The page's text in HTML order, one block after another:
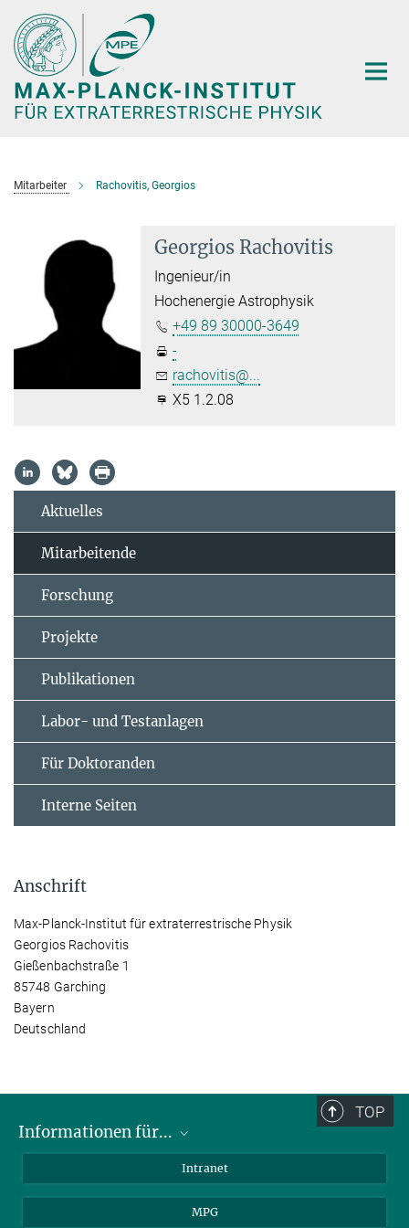
Hauptinhalt
Mitarbeiter Rachovitis, Georgios
Georgios Rachovitis
Ingenieur/in
Hochenergie Astrophysik
+49 89 30000-3649
-
rachovitis@...
X5 1.2.08
Aktuelles
Mitarbeitende
Forschung
Projekte
Publikationen
Labor- und Testanlagen
Für Doktoranden
Interne Seiten
Anschrift
Max-Planck-Institut für extraterrestrische Physik
Georgios Rachovitis
Gießenbachstraße 1
85748 Garching
Bayern
Deutschland
TOP
Informationen für...
Studenten
Journalisten
Intranet
MPG